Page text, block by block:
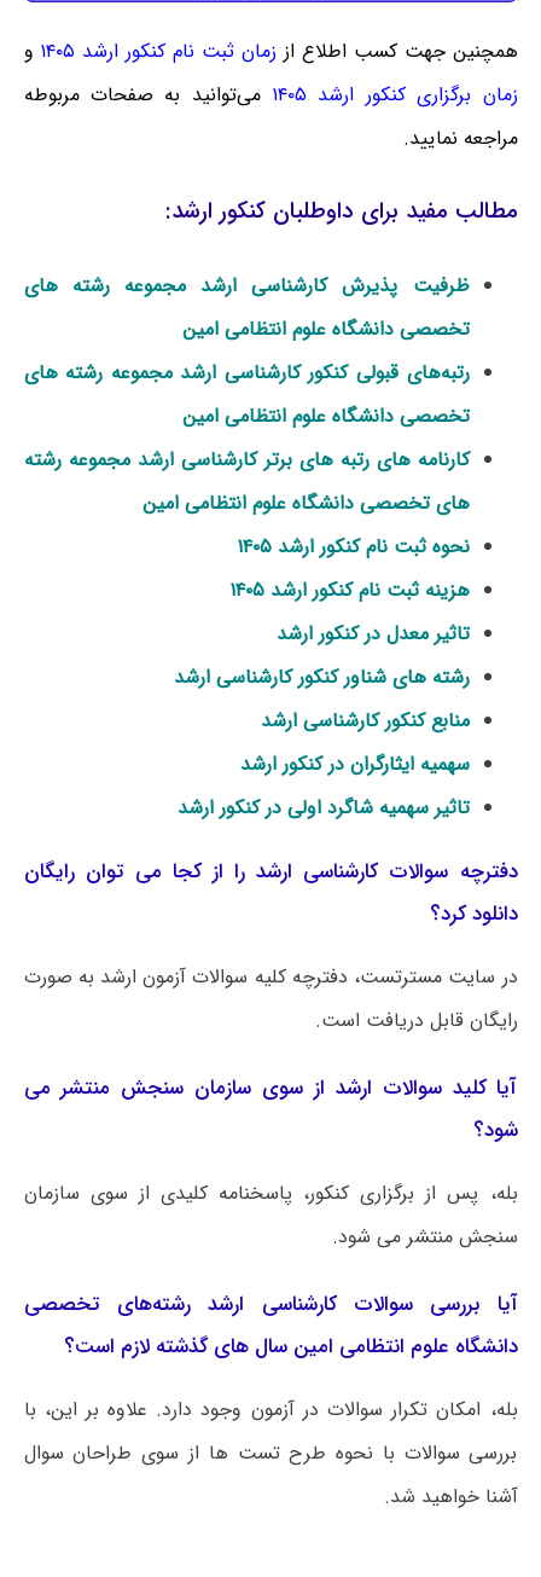
همچنین جهت کسب اطلاع از زمان ثبت نام کنکور ارشد ۱۴۰۵
و
زمان برگزاری کنکور ارشد ۱۴۰۵
می‌توانید به صفحات مربوطه
مراجعه نمایید.
مطالب مفید برای داوطلبان کنکور ارشد:
ظرفیت پذیرش کارشناسی ارشد ﻣﺠﻤﻮﻋﻪ رﺷﺘﻪ ﻫﺎی
تخصصی داﻧﺸﮕﺎه ﻋﻠﻮم اﻧﺘﻈﺎمی اﻣﻴﻦ
رتبه‌های قبولی کنکور کارشناسی ارشد ﻣﺠﻤﻮﻋﻪ رﺷﺘﻪ ﻫﺎی
تخصصی داﻧﺸﮕﺎه ﻋﻠﻮم اﻧﺘﻈﺎمی اﻣﻴﻦ
کارنامه های رتبه های برتر کارشناسی ارشد ﻣﺠﻤﻮﻋﻪ رﺷﺘﻪ
ﻫﺎی تخصصی داﻧﺸﮕﺎه ﻋﻠﻮم اﻧﺘﻈﺎمی اﻣﻴﻦ
نحوه ثبت نام کنکور ارشد ۱۴۰۵
هزینه ثبت نام کنکور ارشد ۱۴۰۵
تاثیر معدل در کنکور ارشد
رشته های شناور کنکور کارشناسی ارشد
منابع کنکور کارشناسی ارشد
سهمیه ایثارگران در کنکور ارشد
تاثیر سهمیه شاگرد اولی در کنکور ارشد
دفترچه سوالات کارشناسی ارشد را از کجا می توان رایگان
دانلود کرد؟
در سایت مسترتست، دفترچه کلیه سوالات آزمون ارشد به صورت
رایگان قابل دریافت است.
آیا کلید سوالات ارشد از سوی سازمان سنجش منتشر می
شود؟
بله، پس از برگزاری کنکور، پاسخنامه کلیدی از سوی سازمان
سنجش منتشر می شود.
آیا بررسی سوالات کارشناسی ارشد رشته‌های تخصصی
دانشگاه علوم انتظامی امین سال های گذشته لازم است؟
بله، امکان تکرار سوالات در آزمون وجود دارد. علاوه بر این، با
بررسی سوالات با نحوه طرح تست ها از سوی طراحان سوال
آشنا خواهید شد.